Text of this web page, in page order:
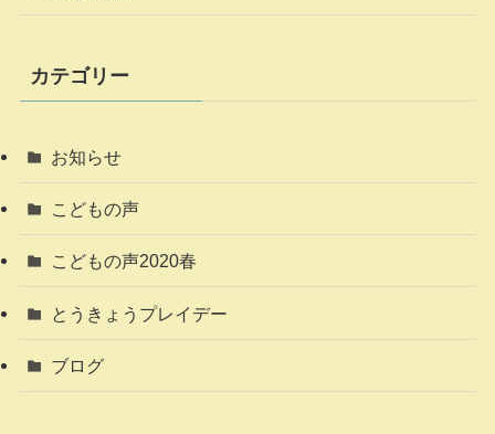
カテゴリー
お知らせ
こどもの声
こどもの声2020春
とうきょうプレイデー
ブログ